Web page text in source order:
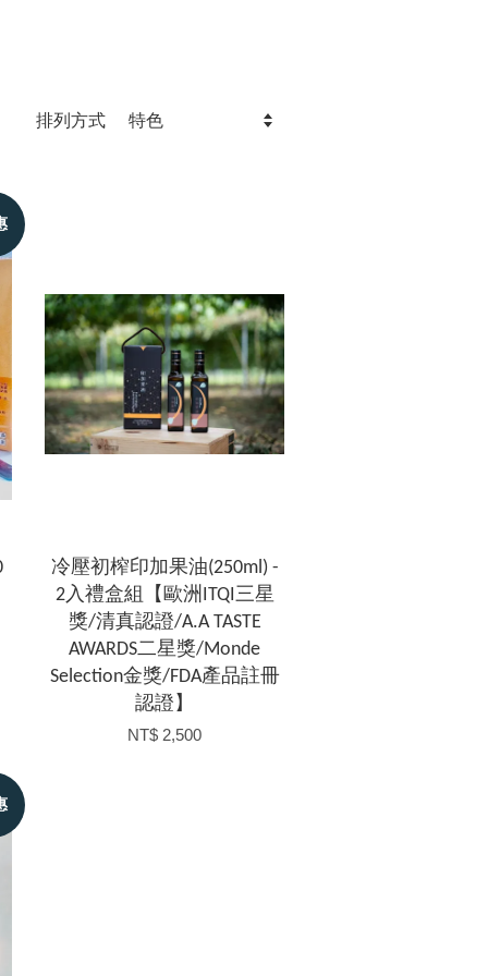
排列方式
冷壓初榨印加果油(250ml) -
2入禮盒組【歐洲ITQI三星
獎/清真認證/A.A TASTE
AWARDS二星獎/Monde
Selection金獎/FDA產品註冊
認證】
NT$ 2,500